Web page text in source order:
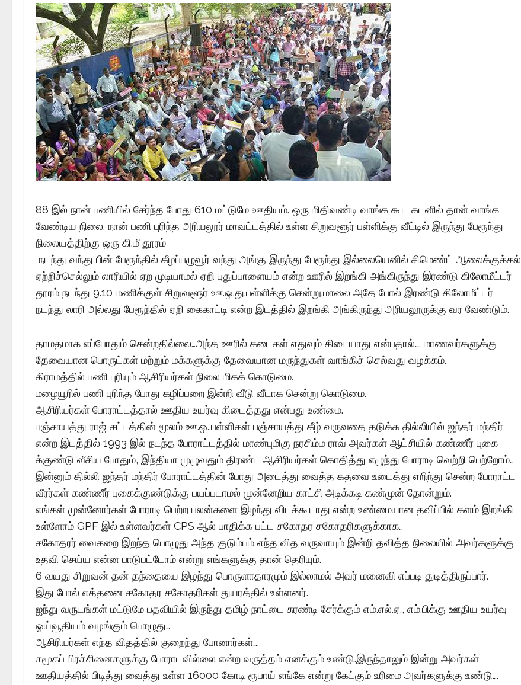
88 இல் நான் பணியில் சேர்ந்த போது ₹610 மட்டுமே ஊதியம். ஒரு மிதிவண்டி வாங்க கூட கடனில் தான் வாங்க
வேண்டிய நிலை. நான் பணி புரிந்த அரியலூர் மாவட்டத்தில் உள்ள சிறுவளூர் பள்ளிக்கு வீட்டில் இருந்து பேரூந்து
நிலையத்திற்கு ஒரு கி.மீ தூரம்
நடந்து வந்து பின் பேரூந்தில் கீழப்பழுவூர் வந்து அங்கு இருந்து பேரூந்து இல்லையெனில் சிமெண்ட் ஆலைக்குக்கல்
ஏற்றிச்செல்லும் லாரியில் ஏற முடியாமல் ஏறி புதுப்பாளையம் என்ற ஊரில் இறங்கி அங்கிருந்து இரண்டு கிலோமீட்டர்
தூரம் நடந்து 9.10 மணிக்குள் சிறுவளூர் ஊ.ஒ.து.பள்ளிக்கு சென்று.மாலை அதே போல் இரண்டு கிலோமீட்டர்
நடந்து லாரி அல்லது பேரூந்தில் ஏறி கைகாட்டி என்ற இடத்தில் இறங்கி அங்கிருந்து அரியலூருக்கு வர வேண்டும்.
தாமதமாக எப்போதும் சென்றதில்லை…அந்த ஊரில் கடைகள் எதுவும் கிடையாது என்பதால்…. மாணவர்களுக்கு
தேவையான பொருட்கள் மற்றும் மக்களுக்கு தேவையான மருந்துகள் வாங்கிச் செல்வது வழக்கம்.
கிராமத்தில் பணி புரியும் ஆசிரியர்கள் நிலை மிகக் கொடுமை.
மழையூரில் பணி புரிந்த போது கழிப்பறை இன்றி வீடு வீடாக சென்று கொடுமை.
ஆசிரியர்கள் போராட்டத்தால் ஊதிய உயர்வு கிடைத்தது என்பது உண்மை.
பஞ்சாயத்து ராஜ் சட்டத்தின் மூலம் ஊ.ஒ..பள்ளிகள் பஞ்சாயத்து கீழ் வருவதை தடுக்க தில்லியில் ஜந்தர் மந்திர்
என்ற இடத்தில் 1993 இல் நடந்த போராட்டத்தில் மாண்புமிகு நரசிம்ம ராவ் அவர்கள் ஆட்சியில் கண்ணீர் புகை
க்குண்டு வீசிய போதும், இந்தியா முழுவதும் திரண்ட ஆசிரியர்கள் கொதித்து எழுந்து போராடி வெற்றி பெற்றோம்…
இன்னும் தில்லி ஜந்தர் மந்திர் போராட்டத்தின் போது அடைத்து வைத்த கதவை உடைத்து எறிந்து சென்ற போராட்ட
வீரர்கள் கண்ணீர் புகைக்குண்டுக்கு பயப்படாமல் முன்னேறிய காட்சி அடிக்கடி கண்முன் தோன்றும்.
எங்கள் முன்னோர்கள் போராடி பெற்ற பலன்களை இழந்து விடக்கூடாது என்ற உண்மையான தவிப்பில் களம் இறங்கி
உள்ளோம் GPF இல் உள்ளவர்கள் CPS ஆல் பாதிக்க பட்ட சகோதர சகோதரிகளுக்காக…
சகோதரர் வைகறை இறந்த பொழுது அந்த குடும்பம் எந்த வித வருவாயும் இன்றி தவித்த நிலையில் அவர்களுக்கு
உதவி செய்ய என்ன பாடுபட்டோம் என்று எங்களுக்கு தான் தெரியும்.
6 வயது சிறுவன் தன் தந்தையை இழந்து பொருளாதாரமும் இல்லாமல் அவர் மனைவி எப்படி துடித்திருப்பார்.
இது போல் எத்தனை சகோதர சகோதரிகள் துயரத்தில் உள்ளனர்.
ஐந்து வருடங்கள் மட்டுமே பதவியில் இருந்து தமிழ் நாட்டை சுரண்டி சேர்க்கும் எம்.எல்.ஏ., எம்.பிக்கு ஊதிய உயர்வு
ஓய்வூதியம் வழங்கும் பொழுது…
ஆசிரியர்கள் எந்த விதத்தில் குறைந்து போனார்கள்….
சமூகப் பிரச்சினைகளுக்கு போராடவில்லை என்ற வருத்தம் எனக்கும் உண்டு.இருந்தாலும் இன்று அவர்கள்
ஊதியத்தில் பிடித்து வைத்து உள்ள 16000 கோடி ரூபாய் எங்கே என்று கேட்கும் உரிமை அவர்களுக்கு உண்டு….